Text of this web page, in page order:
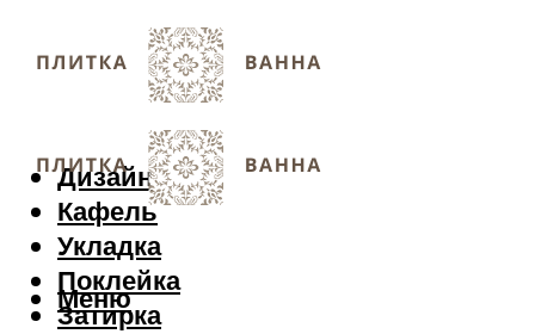
Дизайн
Кафель
Укладка
Поклейка
Затирка
Меню